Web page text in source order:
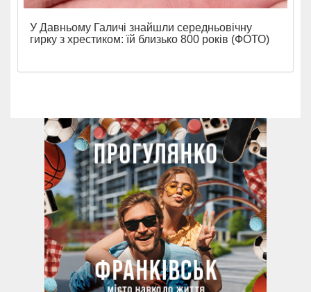
У Давньому Галичі знайшли середньовічну
гирку з хрестиком: їй близько 800 років (ФОТО)